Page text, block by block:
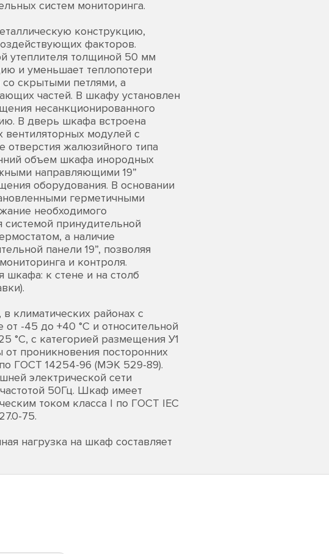
систем мониторинга.
конструкцию,
факторов.
утеплителя толщиной 50 мм
и уменьшает теплопотери
скрытыми петлями, а
частей. В шкафу установлен
несанкционированного
В дверь шкафа встроена
вентиляторных модулей с
жалюзийного типа
объем шкафа инородных
направляющими 19”
оборудования. В основании
герметичными
необходимого
принудительной
а наличие
панели 19”, позволяя
и контроля.
к стене и на столб
климатических районах с
-45 до +40 °С и относительной
°С, с категорией размещения У1
проникновения посторонних
ГОСТ 14254-96 (МЭК 529-89).
электрической сети
50Гц. Шкаф имеет
током класса I по ГОСТ IEC
75.
нагрузка на шкаф составляет